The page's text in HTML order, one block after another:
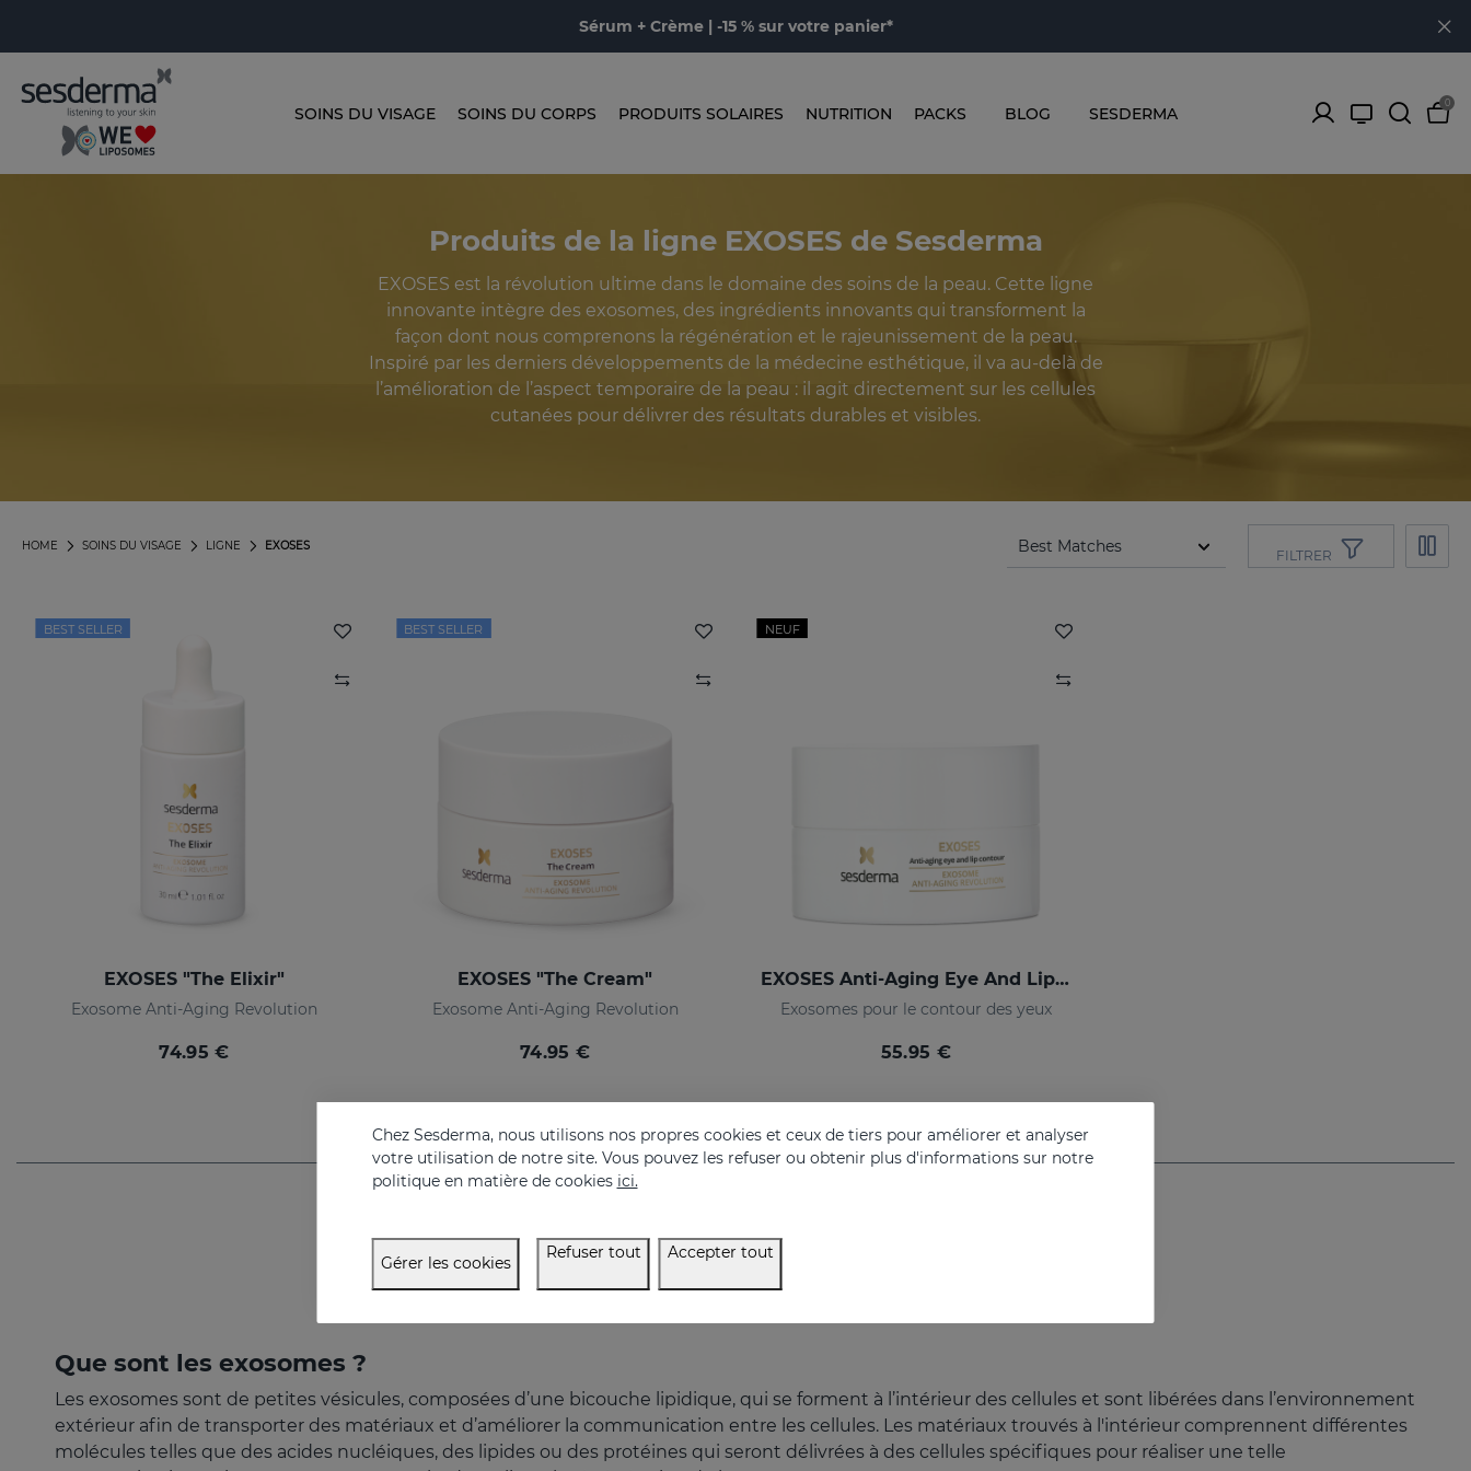
Sérum + Crème | -15 % sur votre panier*
SOINS DU VISAGE SOINS DU CORPS PRODUITS SOLAIRES NUTRITION PACKS BLOG SESDERMA
0
Produits de la ligne EXOSES de Sesderma
EXOSES est la révolution ultime dans le domaine des soins de la peau. Cette ligne
innovante intègre des exosomes, des ingrédients innovants qui transforment la
façon dont nous comprenons la régénération et le rajeunissement de la peau.
Inspiré par les derniers développements de la médecine esthétique, il va au-delà de
l’amélioration de l’aspect temporaire de la peau : il agit directement sur les cellules
cutanées pour délivrer des résultats durables et visibles.
EXOSES
LIGNE
SOINS DU VISAGE
HOME
FILTRER
BEST SELLER
EXOSES "The Elixir"
Exosome Anti-Aging Revolution
74.95 €
BEST SELLER
EXOSES "The Cream"
Exosome Anti-Aging Revolution
74.95 €
NEUF
EXOSES Anti-Aging Eye And Lip Contour
Exosomes pour le contour des yeux
55.95 €
Que sont les exosomes ?
Les exosomes sont de petites vésicules, composées d’une bicouche lipidique, qui se forment à l’intérieur des cellules et sont libérées dans l’environnement
extérieur afin de transporter des matériaux et d’améliorer la communication entre les cellules. Les matériaux trouvés à l'intérieur comprennent différentes
molécules telles que des acides nucléiques, des lipides ou des protéines qui seront délivrées à des cellules spécifiques pour réaliser une telle
Chez Sesderma, nous utilisons nos propres cookies et ceux de tiers pour améliorer et analyser
votre utilisation de notre site. Vous pouvez les refuser ou obtenir plus d'informations sur notre
politique en matière de cookies ici.
Gérer les cookies
Refuser tout Accepter tout